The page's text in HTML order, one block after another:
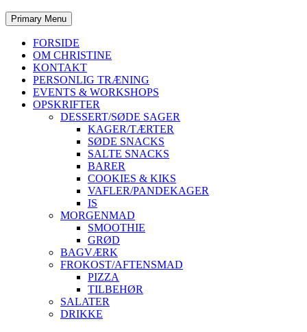
Primary Menu
FORSIDE
OM CHRISTINE
KONTAKT
PERSONLIG TRÆNING
EVENTS & WORKSHOPS
OPSKRIFTER
DESSERT/SØDE SAGER
KAGER/TÆRTER
SØDE SNACKS
SALTE SNACKS
BARER
COOKIES & KIKS
VAFLER/PANDEKAGER
IS
MORGENMAD
SMOOTHIE
GRØD
BAGVÆRK
FROKOST/AFTENSMAD
PIZZA
TILBEHØR
SALATER
DRIKKE